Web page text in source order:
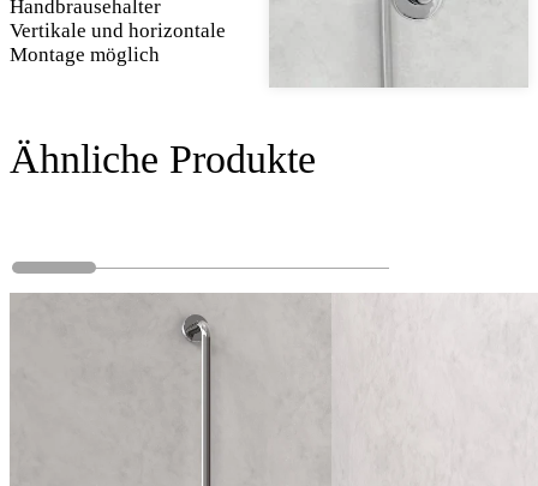
Handbrausehalter
Vertikale und horizontale
Montage möglich
Ähnliche Produkte